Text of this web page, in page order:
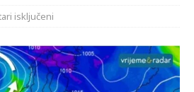
isključeni